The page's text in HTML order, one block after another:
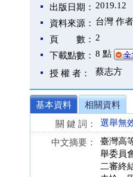
出版日期： 2019.12
資料來源： 台灣 作
頁 數： 2
下載點數： 8 點
授 權 者： 蔡志方
基本資料
相關資料
關 鍵 詞：
選舉無
中文摘要：
臺灣高
舉委員
二審終